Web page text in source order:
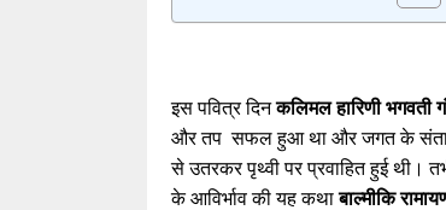
इस पवित्र दिनकलिमल हारिणी भगवती
और तप सफल हुआ था और जगत के संताप को
से उतरकर पृथ्वी पर प्रवाहित हुई थी।
के आविर्भाव की यह कथाबाल्मीकि